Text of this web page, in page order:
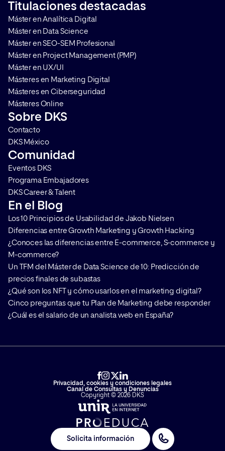
mejorar el posicionamiento de
tus resultados. ¿Qué son los
Featured […]
Titulaciones destacadas
Máster en Analítica Digital
Máster en Data Science
Máster en SEO-SEM Profesional
Máster en Project Management (PMP)
Máster en UX/UI
Másteres en Marketing Digital
Másteres en Ciberseguridad
Másteres Online
Sobre DKS
Contacto
DKS México
Comunidad
Eventos DKS
Programa Embajadores
DKS Career & Talent
En el Blog
Los 10 Principios de Usabilidad de Jakob Nielsen
Diferencias entre Growth Marketing y Growth Hacking
¿Conoces las diferencias entre E-commerce, S-commerce y
M-commerce?
Un TFM del Máster de Data Science de 10: Predicción de
precios finales de subastas
¿Qué son los NFT y cómo usarlos en el marketing digital?
Cinco preguntas que tu Plan de Marketing debe responder
¿Cuál es el salario de un analista web en España?
Privacidad, cookies y condiciones legales
Canal de Consultas y Denuncias
Copyright © 2026 DKS
Solicita información